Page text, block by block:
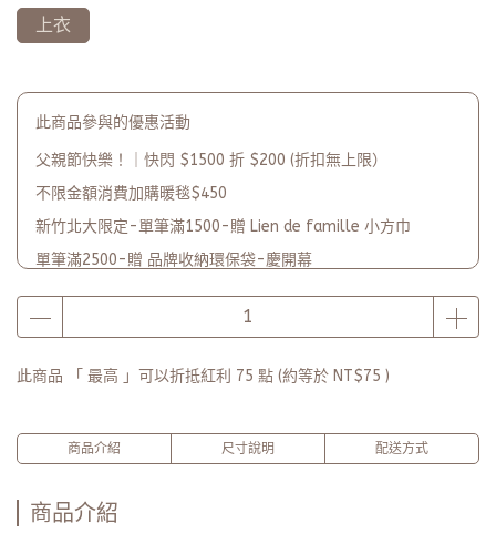
上衣
此商品參與的優惠活動
父親節快樂！｜快閃 $1500 折 $200 (折扣無上限）
不限金額消費加購暖毯$450
新竹北大限定-單筆滿1500-贈 Lien de famille 小方巾
單筆滿2500-贈 品牌收納環保袋-慶開幕
品牌2週年PARTY單筆滿$5000-贈【品牌多功能披肩暖毯】(數
量有限送完為止)
此商品 「 最高 」可以折抵紅利 75 點 (約等於 NT$75 )
商品介紹 尺寸說明 配送方式
商品介紹